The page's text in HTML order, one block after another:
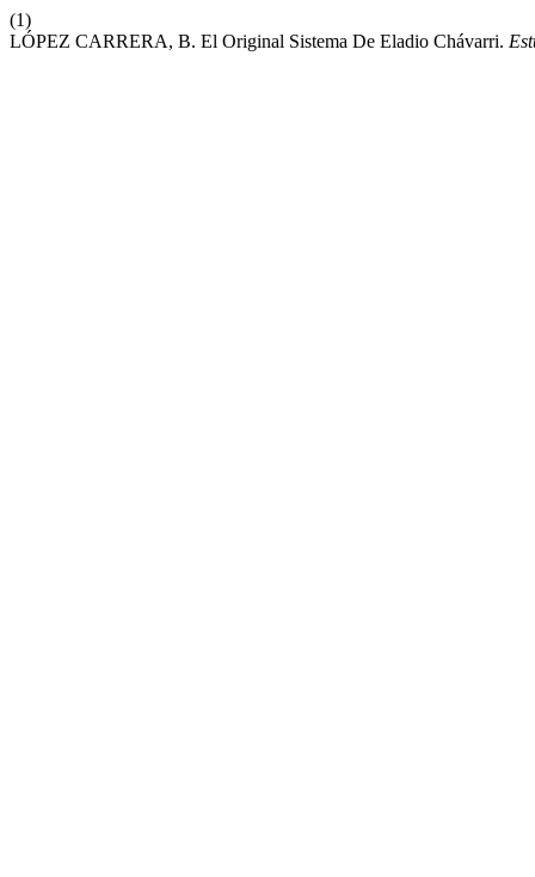
(1)
LÓPEZ CARRERA, B. El Original Sistema De Eladio Chávarri.